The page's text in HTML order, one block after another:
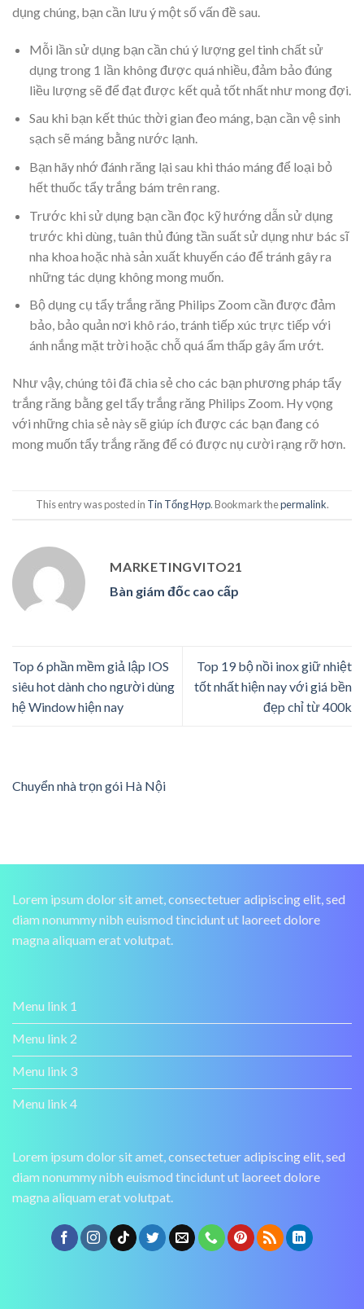
dụng chúng, bạn cần lưu ý một số vấn đề sau.
Mỗi lần sử dụng bạn cần chú ý lượng gel tinh chất sử
dụng trong 1 lần không được quá nhiều, đảm bảo đúng
liều lượng sẽ để đạt được kết quả tốt nhất như mong đợi.
Sau khi bạn kết thúc thời gian đeo máng, bạn cần vệ sinh
sạch sẽ máng bằng nước lạnh.
Bạn hãy nhớ đánh răng lại sau khi tháo máng để loại bỏ
hết thuốc tẩy trắng bám trên rang.
Trước khi sử dụng bạn cần đọc kỹ hướng dẫn sử dụng
trước khi dùng, tuân thủ đúng tần suất sử dụng như bác sĩ
nha khoa hoặc nhà sản xuất khuyến cáo để tránh gây ra
những tác dụng không mong muốn.
Bộ dụng cụ tẩy trắng răng Philips Zoom cần được đảm
bảo, bảo quản nơi khô ráo, tránh tiếp xúc trực tiếp với
ánh nắng mặt trời hoặc chỗ quá ẩm thấp gây ẩm ướt.
Như vậy, chúng tôi đã chia sẻ cho các bạn phương pháp tẩy
trắng răng bằng gel tẩy trắng răng Philips Zoom. Hy vọng
với những chia sẻ này sẽ giúp ích được các bạn đang có
mong muốn tẩy trắng răng để có được nụ cười rạng rỡ hơn.
This entry was posted in Tin Tổng Hợp. Bookmark thepermalink.
MARKETINGVITO21
Bàn giám đốc cao cấp
Top 6 phần mềm giả lập IOS
siêu hot dành cho người dùng
hệ Window hiện nay
Top 19 bộ nồi inox giữ nhiệt
tốt nhất hiện nay với giá bền
đẹp chỉ từ 400k
Chuyển nhà trọn gói Hà Nội
Lorem ipsum dolor sit amet, consectetuer adipiscing elit, sed
diam nonummy nibh euismod tincidunt ut laoreet dolore
magna aliquam erat volutpat.
Menu link 1
Menu link 2
Menu link 3
Menu link 4
Lorem ipsum dolor sit amet, consectetuer adipiscing elit, sed
diam nonummy nibh euismod tincidunt ut laoreet dolore
magna aliquam erat volutpat.